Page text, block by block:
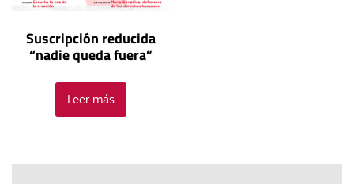
Suscripción reducida
“nadie queda fuera”
Leer más